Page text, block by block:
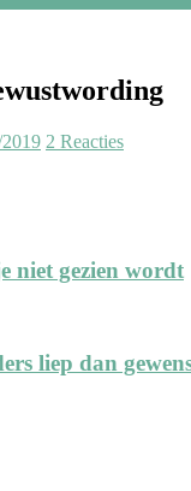
2 Reacties
niet gezien wordt
liep dan